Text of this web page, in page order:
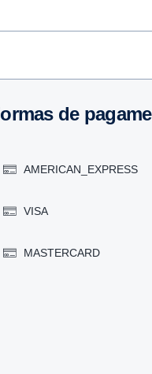
Formas de
AMERICAN_EXPRESS
VISA
MASTERCARD